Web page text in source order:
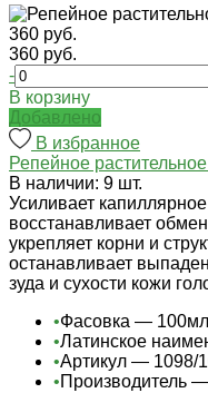
360 руб.
360 руб.
-
В корзину
Добавлено
В избранное
Репейное
В наличии: 9 шт.
Усиливает
восстанавливает
укрепляет корни и
останавливает
зуда и сухости кожи
•Фасовка — 100мл
•Латинское
•Артикул — 1098/
•Производитель